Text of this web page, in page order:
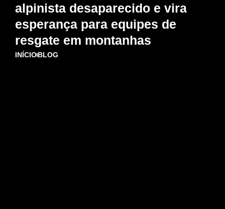
alpinista desaparecido e vira
esperança para equipes de
resgate em montanhas
INÍCIOBLOG